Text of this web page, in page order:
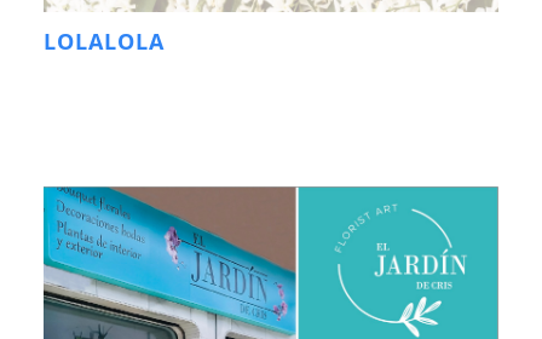
LOLALOLA